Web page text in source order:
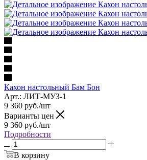
Кахон настольный Бам Бон
Арт.: ЛИТ-МУЗ-1
9 360 руб./шт
Варианты цен
9 360 руб./шт
Подробности
В корзину